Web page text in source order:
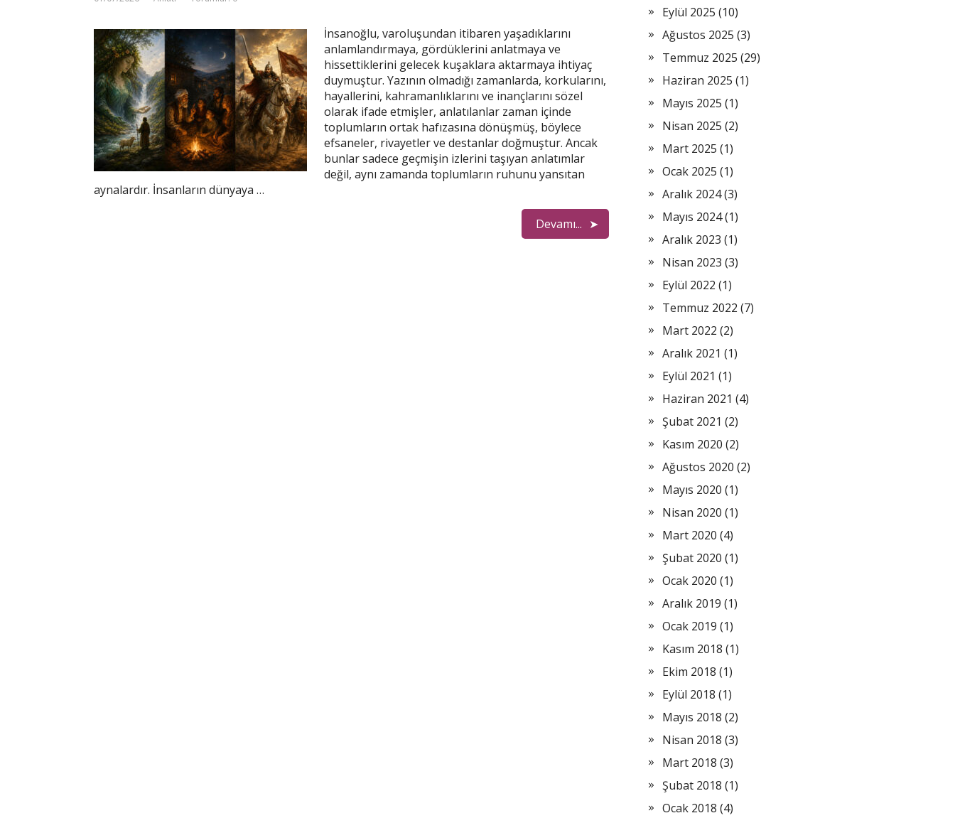
İnsanoğlu, varoluşundan itibaren yaşadıklarını
anlamlandırmaya, gördüklerini anlatmaya ve
hissettiklerini gelecek kuşaklara aktarmaya ihtiyaç
duymuştur. Yazının olmadığı zamanlarda, korkularını,
hayallerini, kahramanlıklarını ve inançlarını sözel
olarak ifade etmişler, anlatılanlar zaman içinde
toplumların ortak hafızasına dönüşmüş, böylece
efsaneler, rivayetler ve destanlar doğmuştur. Ancak
bunlar sadece geçmişin izlerini taşıyan anlatımlar
değil, aynı zamanda toplumların ruhunu yansıtan
aynalardır. İnsanların dünyaya …
Devamı...
Eylül 2025 (10)
Ağustos 2025 (3)
Temmuz 2025 (29)
Haziran 2025 (1)
Mayıs 2025 (1)
Nisan 2025 (2)
Mart 2025 (1)
Ocak 2025 (1)
Aralık 2024(3)
Mayıs 2024(1)
Aralık 2023 (1)
Nisan 2023 (3)
Eylül 2022 (1)
Temmuz 2022 (7)
Mart 2022 (2)
Aralık 2021 (1)
Eylül 2021 (1)
Haziran 2021 (4)
Şubat 2021 (2)
Kasım 2020 (2)
Ağustos 2020 (2)
Mayıs 2020 (1)
Nisan 2020 (1)
Mart 2020 (4)
Şubat 2020 (1)
Ocak 2020 (1)
Aralık 2019 (1)
Ocak 2019 (1)
Kasım 2018 (1)
Ekim 2018 (1)
Eylül 2018 (1)
Mayıs 2018 (2)
Nisan 2018 (3)
Mart 2018 (3)
Şubat 2018 (1)
Ocak 2018 (4)